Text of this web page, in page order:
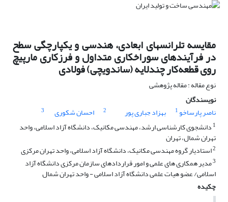
مقایسه تلرانسهای ابعادی، هندسی و یکپارچگی سطح
در فرآیندهای سوراخکاری متداول و فرزکاری مارپیچ
روی قطعه‌کار چندلایه (ساندویچی) فولادی
نوع مقاله : مقاله پژوهشی
نویسندگان
ناصر پارساخو1 بهزاد جباری پور 2 احسان شکوری
3
1 دانشجوی کارشناسی ارشد، مهندسی مکانیک، دانشگاه آزاد اسلامی، واحد
تهران شمال، تهران
2استادیار گروه مهندسی مکانیک، دانشگاه آزاد اسلامی، واحد تهران مرکزی
3مدیر همکاری های علمی و امور قراردادهای سازمان مرکزی دانشگاه آزاد
اسلامی/ عضو هیات علمی دانشگاه آزاد اسلامی - واحد تهران شمال
چکیده